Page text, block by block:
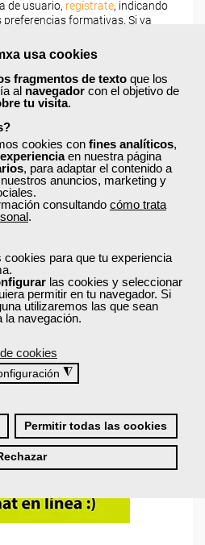
usa cookies
fragmentos de texto que los
al navegador con el objetivo de
tu visita.
cookies con fines analíticos,
en nuestra página
, para adaptar el contenido a
anuncios, marketing y
consultando cómo trata
.
cookies para que tu experiencia
las cookies y seleccionar
permitir en tu navegador. Si
utilizaremos las que sean
la navegación.
cookies
◮
Permitir todas las cookies
de usuario, regístrate, indicando
formativas. Si ya
cursos que se ajusten a tu
de usuario o contraseña?